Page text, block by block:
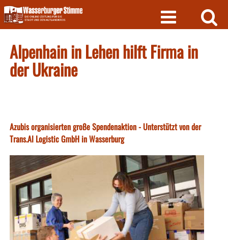
Skip
to
content
Alpenhain in Lehen hilft Firma in
der Ukraine
Azubis organisierten große Spendenaktion - Unterstützt von der
Trans.Al Logistic GmbH in Wasserburg